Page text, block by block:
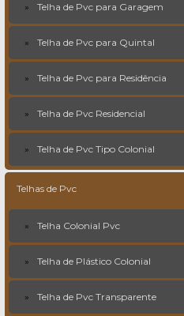
Telha de Pvc para Garagem
Telha de Pvc para Quintal
Telha de Pvc para Residência
Telha de Pvc Residencial
Telha de Pvc Tipo Colonial
Telhas de Pvc
Telha Colonial Pvc
Telha de Plástico Colonial
Telha de Pvc Transparente